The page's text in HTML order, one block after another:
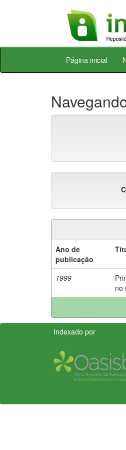
Skip
Página inicial
Ano de
publicação
1999
no
Indexado por